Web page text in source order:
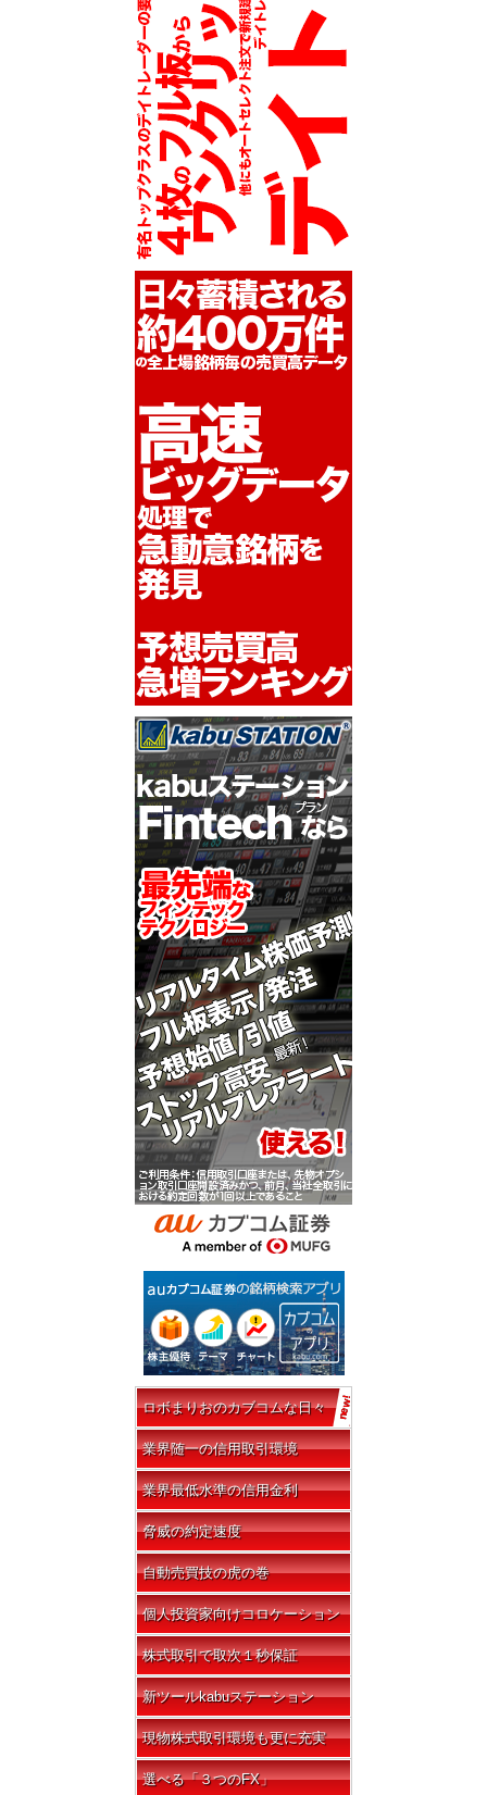
ロボまりおのカブコムな日々
業界随一の信用取引環境
業界最低水準の信用金利
脅威の約定速度
自動売買技の虎の巻
個人投資家向けコロケーション
株式取引で取次１秒保証
新ツールkabuステーション
現物株式取引環境も更に充実
選べる「３つのFX」